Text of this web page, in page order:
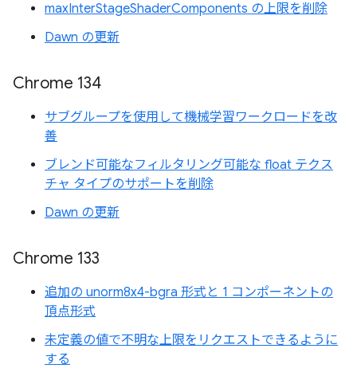
maxInterStageShaderComponents の上限を削除
Dawn の更新
Chrome 134
サブグループを使用して機械学習ワークロードを改
善
ブレンド可能なフィルタリング可能な float テクス
チャ タイプのサポートを削除
Dawn の更新
Chrome 133
追加の unorm8x4-bgra 形式と 1 コンポーネントの
頂点形式
未定義の値で不明な上限をリクエストできるように
する